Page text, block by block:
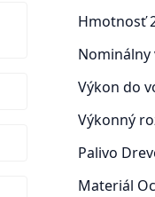
Hmotnosť
Nominálny
Výkon do
Výkonný
Palivo
Materiál